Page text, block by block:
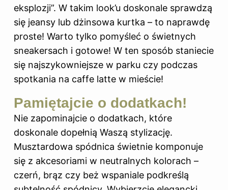
eksplozji”. W takim look’u doskonale sprawdzą
się jeansy lub dżinsowa kurtka – to naprawdę
proste! Warto tylko pomyśleć o świetnych
sneakersach i gotowe! W ten sposób staniecie
się najszykowniejsze w parku czy podczas
spotkania na caffe latte w mieście!
Pamiętajcie o dodatkach!
Nie zapominajcie o dodatkach, które
doskonale dopełnią Waszą stylizację.
Musztardowa spódnica świetnie komponuje
się z akcesoriami w neutralnych kolorach –
czerń, brąz czy beż wspaniale podkreślą